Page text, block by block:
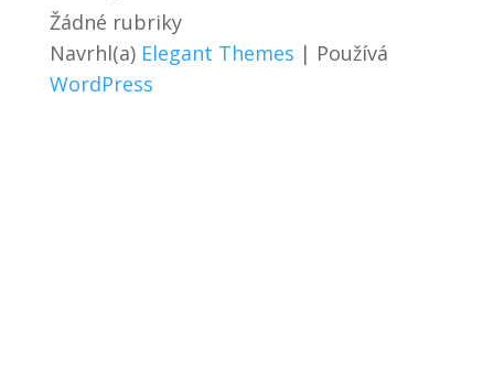
Žádné rubriky
Navrhl(a) Elegant Themes | Používá
WordPress